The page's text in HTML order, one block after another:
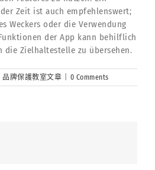
Zeit ist auch empfehlenswert;
Weckers oder die Verwendung
der App kann behilflich
die Zielhaltestelle zu übersehen.
品牌保護教室文章 0 Comments